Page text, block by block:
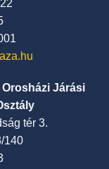
Járási
tér 3.
140